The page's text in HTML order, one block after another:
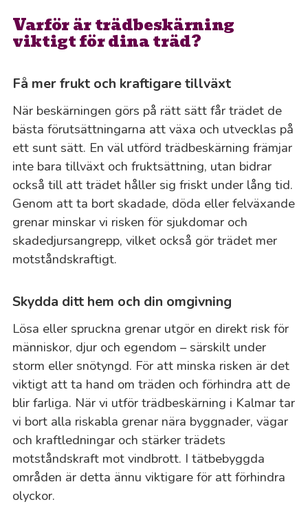
Varför är trädbeskärning
viktigt för dina träd?
Få mer frukt och kraftigare tillväxt
När beskärningen görs på rätt sätt får trädet de
bästa förutsättningarna att växa och utvecklas på
ett sunt sätt. En väl utförd trädbeskärning främjar
inte bara tillväxt och fruktsättning, utan bidrar
också till att trädet håller sig friskt under lång tid.
Genom att ta bort skadade, döda eller felväxande
grenar minskar vi risken för sjukdomar och
skadedjursangrepp, vilket också gör trädet mer
motståndskraftigt.
Skydda ditt hem och din omgivning
Lösa eller spruckna grenar utgör en direkt risk för
människor, djur och egendom – särskilt under
storm eller snötyngd. För att minska risken är det
viktigt att ta hand om träden och förhindra att de
blir farliga. När vi utför trädbeskärning i Kalmar tar
vi bort alla riskabla grenar nära byggnader, vägar
och kraftledningar och stärker trädets
motståndskraft mot vindbrott. I tätbebyggda
områden är detta ännu viktigare för att förhindra
olyckor.